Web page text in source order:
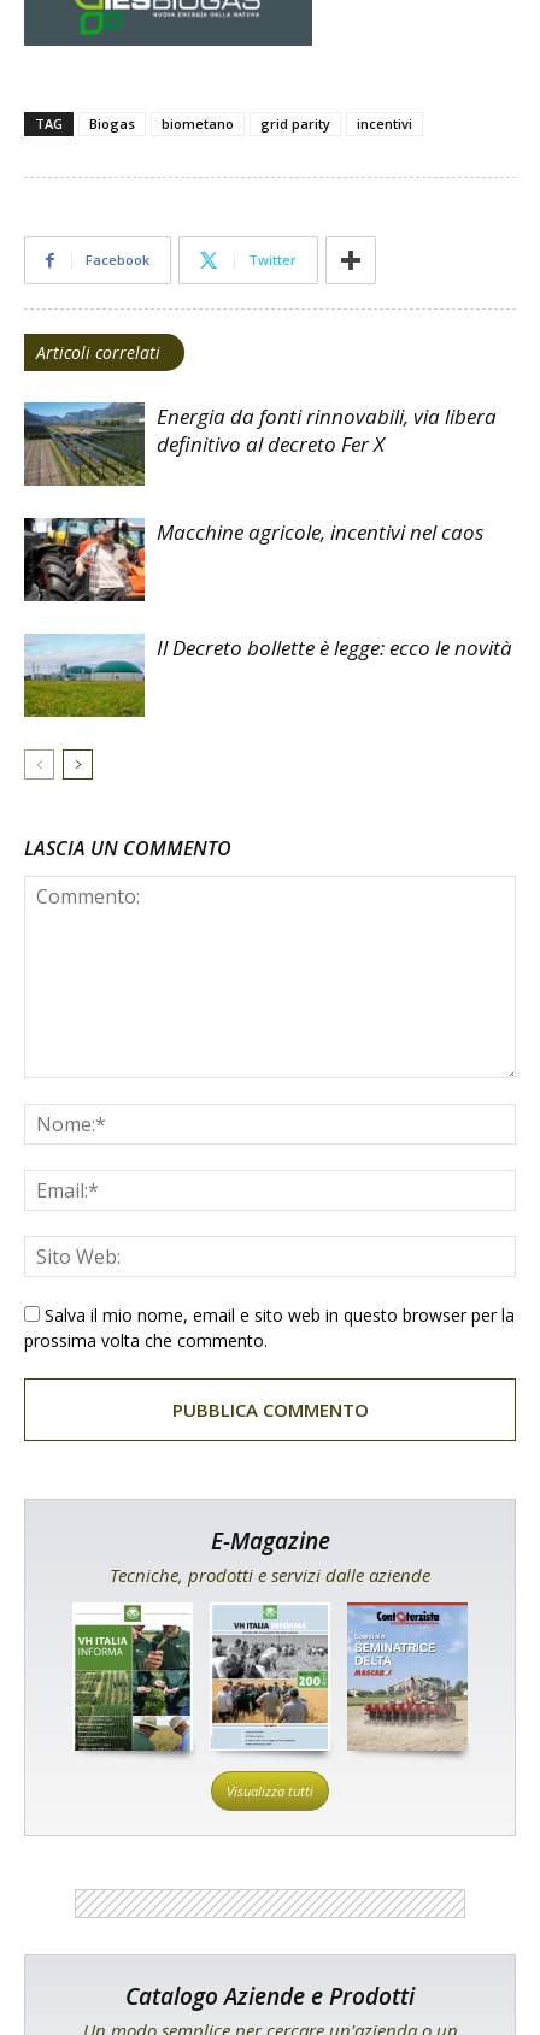
TAG Biogas biometano grid parity incentivi
Facebook Twitter
Articoli correlati
Energia da fonti rinnovabili, via libera
definitivo al decreto Fer X
Macchine agricole, incentivi nel caos
Il Decreto bollette è legge: ecco le novità
LASCIA UN COMMENTO
Salva il mio nome, email e sito web in questo browser per la
prossima volta che commento.
E-Magazine
Tecniche, prodotti e servizi dalle aziende
Visualizza tutti
Catalogo Aziende e Prodotti